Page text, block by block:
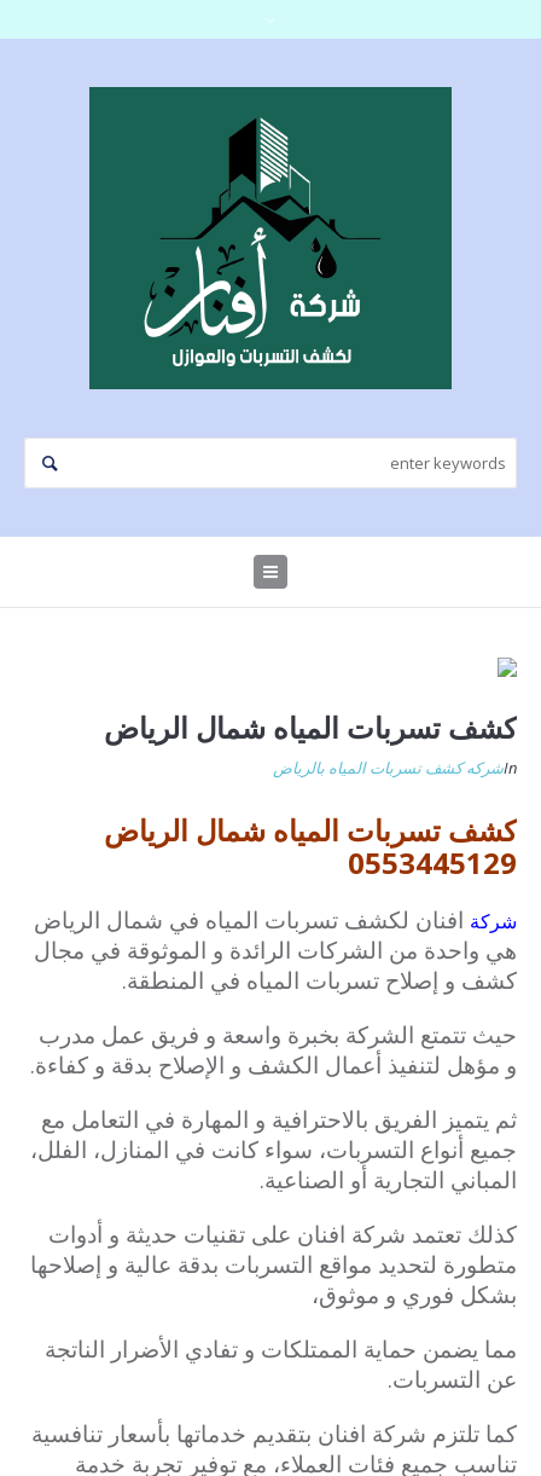
كشف تسربات المياه شمال الرياض
Inشركه كشف تسربات المياه بالرياض
كشف تسربات المياه شمال الرياض
0553445129
شركة افنان لكشف تسربات المياه في شمال الرياض
هي واحدة من الشركات الرائدة و الموثوقة في مجال
كشف و إصلاح تسربات المياه في المنطقة.
حيث تتمتع الشركة بخبرة واسعة و فريق عمل مدرب
و مؤهل لتنفيذ أعمال الكشف و الإصلاح بدقة و كفاءة.
ثم يتميز الفريق بالاحترافية و المهارة في التعامل مع
جميع أنواع التسربات، سواء كانت في المنازل، الفلل،
المباني التجارية أو الصناعية.
كذلك تعتمد شركة افنان على تقنيات حديثة و أدوات
متطورة لتحديد مواقع التسربات بدقة عالية و إصلاحها
بشكل فوري و موثوق،
مما يضمن حماية الممتلكات و تفادي الأضرار الناتجة
عن التسربات.
كما تلتزم شركة افنان بتقديم خدماتها بأسعار تنافسية
تناسب جميع فئات العملاء، مع توفير تجربة خدمة